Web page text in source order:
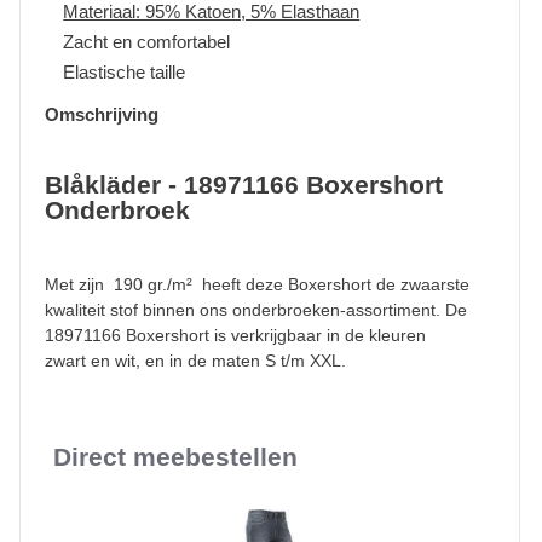
Materiaal: 95% Katoen, 5% Elasthaan
Zacht en comfortabel
Elastische taille
Omschrijving
Blåkläder - 18971166 Boxershort
Onderbroek
Met zijn 190 gr./m² heeft deze Boxershort de zwaarste
kwaliteit stof binnen ons onderbroeken-assortiment. De
18971166 Boxershort is verkrijgbaar in de kleuren
zwart en wit, en in de maten S t/m XXL.
Slideshow
Direct meebestellen